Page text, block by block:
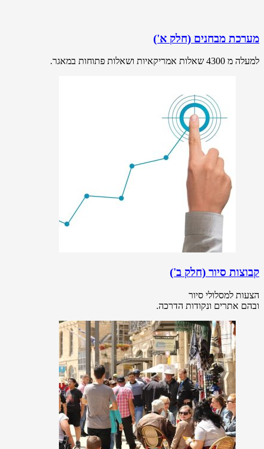
מערכת מבחנים (חלק א')
למעלה מ 4300 שאלות אמריקאיות ושאלות פתוחות במאגר.
קבוצות סיור (חלק ב')
הצעות למסלולי סיור
ובהם אתרים ונקודות הדרכה.